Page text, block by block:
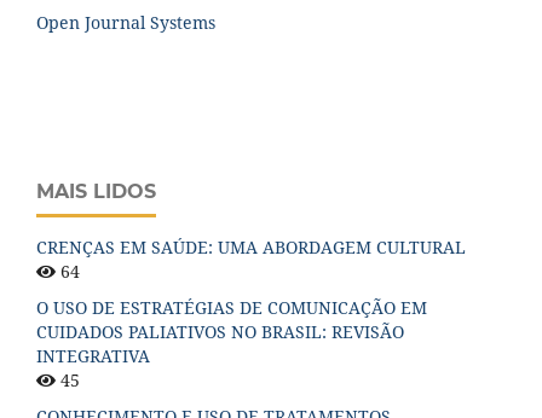
Open Journal Systems
MAIS LIDOS
CRENÇAS EM SAÚDE: UMA ABORDAGEM CULTURAL
64
O USO DE ESTRATÉGIAS DE COMUNICAÇÃO EM
CUIDADOS PALIATIVOS NO BRASIL: REVISÃO
INTEGRATIVA
45